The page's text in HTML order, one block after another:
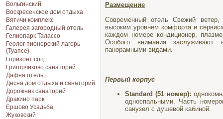
Вольгинский
Воскресенское дом отдыха
Вятичи комплекс
Галерея загородный отель
Гелиопарк Талассо
Геолог пионерский лагерь
(Туапсе)
Горизонт соц
Григорчиково санаторий
Дафна отель
Десна дом отдыха и санаторий
Дорожник санаторий
Дракино парк
Ершово Усадьба
Жуковский
Размещение
Современный отель Свежий
высоким уровнем комфорта и
каждом номере кондиционер,
Особого внимания заслуживают
панорамными видами.
Первый корпус
Standard (51 номер):
односпальными. Часть
санузел с душевой кабиной.